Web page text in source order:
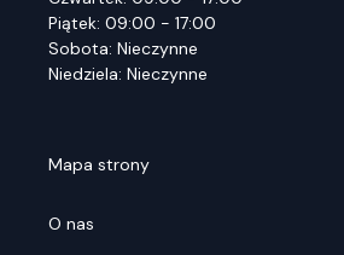
Piątek: 09:00 - 17:00
Sobota: Nieczynne
Niedziela: Nieczynne
Mapa strony
O nas